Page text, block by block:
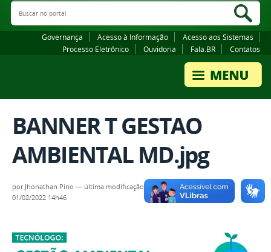
Canais
Buscar no portal
Governança Acesso à Informação
Acesso aos Sistemas
Processo Eletrônico
Ouvidoria Fala.BR Contatos
BANNER T GESTAO
AMBIENTAL MD.jpg
por Jhonathan Pino — última modificação
01/02/2022 14h46